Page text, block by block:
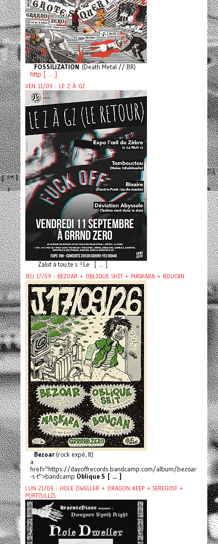
FOSSILIZATION (Death Metal // BR)
http [ ... ]
VEN 11/09 : LE Z À GZ
Zalut à tou.te.s ! Le [ ... ]
JEU 17/09 : BEZOAR + OBLIQUE SHIT + MASKARA + BOUCAN
Bezoar(rock expé, It)
a
href="https://dayoffrecords.bandcamp.com/album/bezoar
-s-t">bandcamp Oblique S [ ... ]
LUN 21/09 : HOLE DWELLER + DRAGON KEEP + SEREGOST +
PORTCULLIS